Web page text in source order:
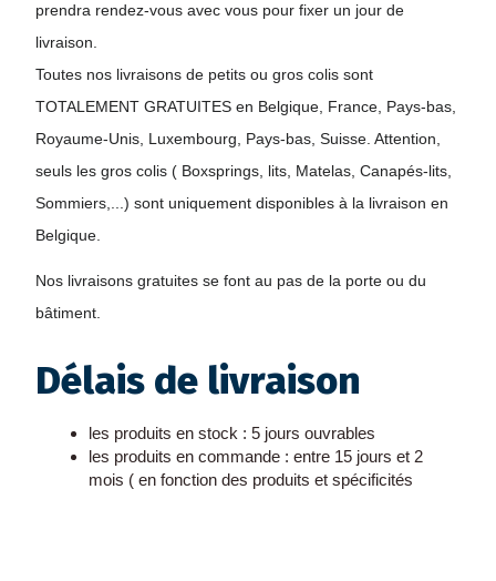
prendra rendez-vous avec vous pour fixer un jour de
livraison.
Toutes nos livraisons de petits ou gros colis sont
TOTALEMENT GRATUITES en Belgique, France, Pays-bas,
Royaume-Unis, Luxembourg, Pays-bas, Suisse. Attention,
seuls les gros colis ( Boxsprings, lits, Matelas, Canapés-lits,
Sommiers,...) sont uniquement disponibles à la livraison en
Belgique.
Nos livraisons gratuites se font au pas de la porte ou du
bâtiment.
Délais de livraison
les produits en stock : 5 jours ouvrables
les produits en commande : entre 15 jours et 2
mois ( en fonction des produits et spécificités